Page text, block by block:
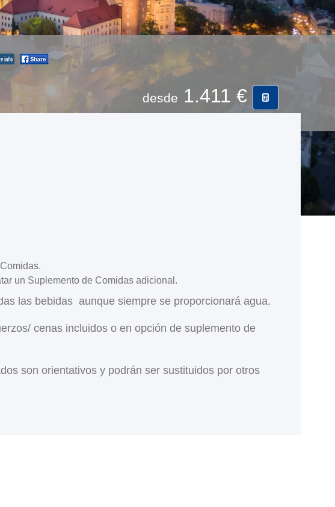
info
desde 1.411 €
un Suplemento de Comidas adicional.
las bebidas aunque siempre se proporcionará agua.
cenas incluidos o en opción de suplemento de
son orientativos y podrán ser sustituidos por otros